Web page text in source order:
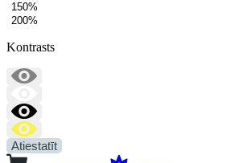
150%
200%
Kontrasts
Atiestatīt